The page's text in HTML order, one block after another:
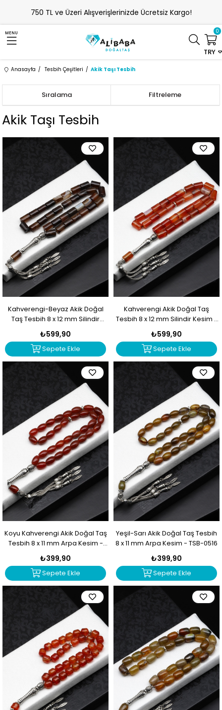
750 TL ve Üzeri Alışverişlerinizde Ücretsiz Kargo!
MENU
TRY
0
Anasayfa Tesbih Çeşitleri Akik Taşı Tesbih
Filtreleme
Sıralama
Akik Taşı Tesbih
Kahverengi-Beyaz Akik Doğal
Taş Tesbih 8 x 12 mm Silindir
Kesim - TSB-0519
₺599,90
Sepete Ekle
Kahverengi Akik Doğal Taş
Tesbih 8 x 12 mm Silindir Kesim -
TSB-0518
₺599,90
Sepete Ekle
Koyu Kahverengi Akik Doğal Taş
Tesbih 8 x 11 mm Arpa Kesim -
TSB-0517
₺399,90
Sepete Ekle
Yeşil-Sarı Akik Doğal Taş Tesbih
8 x 11 mm Arpa Kesim - TSB-0516
₺399,90
Sepete Ekle